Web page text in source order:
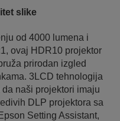
slike
od 4000 lumena i
ovaj HDR10 projektor
prirodan izgled
3LCD tehnologija
naši projektori imaju
DLP projektora sa
Setting Assistant,